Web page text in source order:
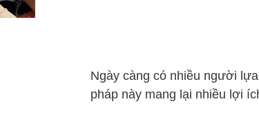
Ngày càng có nhiều người
pháp này mang lại nhiều lợi